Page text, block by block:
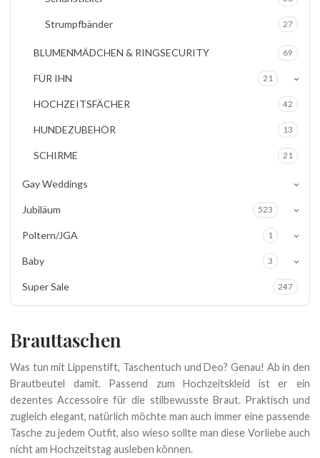
Strumpfbänder 27
BLUMENMÄDCHEN & RINGSECURITY 69
FÜR IHN 21
HOCHZEITSFÄCHER 42
HUNDEZUBEHÖR 13
SCHIRME 21
Gay Weddings
Jubiläum 523
Poltern/JGA 1
Baby 3
Super Sale 247
Brauttaschen
Was tun mit Lippenstift, Taschentuch und Deo? Genau! Ab in den
Brautbeutel damit. Passend zum Hochzeitskleid ist er ein
dezentes Accessoire für die stilbewusste Braut. Praktisch und
zugleich elegant, natürlich möchte man auch immer eine passende
Tasche zu jedem Outfit, also wieso sollte man diese Vorliebe auch
nicht am Hochzeitstag ausleben können.